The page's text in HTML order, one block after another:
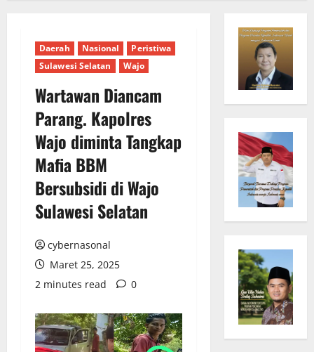
Daerah Nasional
Peristiwa
Sulawesi Selatan
Wajo
Wartawan Diancam
Parang. Kapolres
Wajo diminta Tangkap
Mafia BBM
Bersubsidi di Wajo
Sulawesi Selatan
cybernasonal
Maret 25, 2025
2 minutes read
0